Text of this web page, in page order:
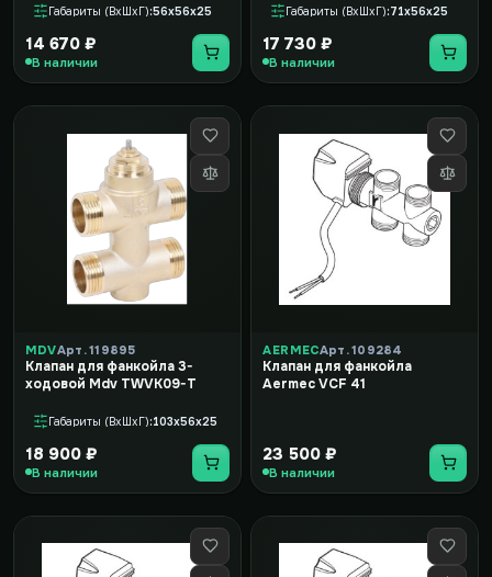
Габариты (ВxШxГ) 56x56x25
14 670 ₽
В наличии
Габариты (ВxШxГ) 71x56x25
17 730 ₽
В наличии
MDVАрт. 119895
Клапан для фанкойла 3-
ходовой Mdv TWVK09-T
Габариты (ВxШxГ) 103x56x25
18 900 ₽
В наличии
AERMECАрт. 109284
Клапан для фанкойла
Aermec VCF 41
23 500 ₽
В наличии